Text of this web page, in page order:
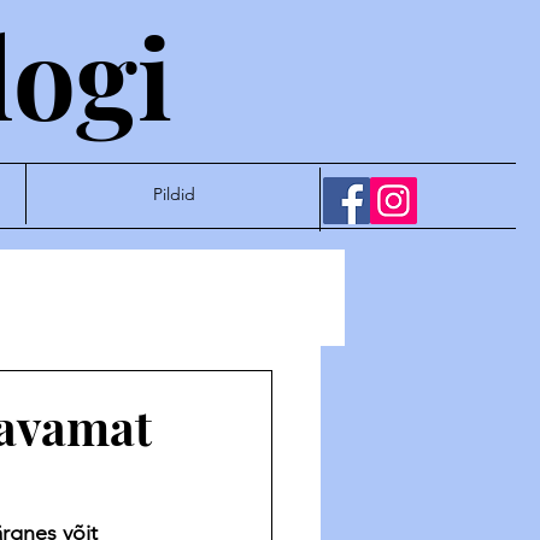
Pildid
võit